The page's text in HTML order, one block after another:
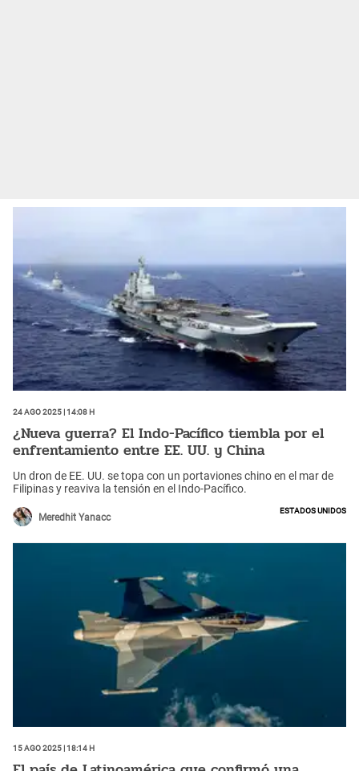
24 Ago 2025 | 14:08 h
¿Nueva guerra? El Indo-Pacífico tiembla por el
enfrentamiento entre EE. UU. y China
Un dron de EE. UU. se topa con un portaviones chino en el mar de
Filipinas y reaviva la tensión en el Indo-Pacífico.
Meredhit Yanacc
Estados Unidos
15 Ago 2025 | 18:14 h